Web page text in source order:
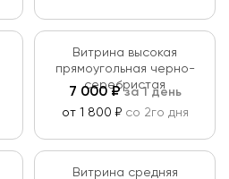
Витрина высокая
прямоугольная черно-
серебристая
7 000₽за 1 день
от 1 800 ₽ со 2го дня
Витрина средняя